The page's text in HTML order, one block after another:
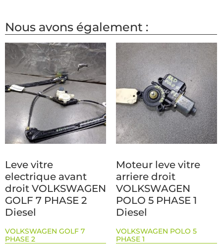
Nous avons également :
Leve vitre
electrique avant
droit VOLKSWAGEN
GOLF 7 PHASE 2
Diesel
VOLKSWAGEN GOLF 7
PHASE 2
Moteur leve vitre
arriere droit
VOLKSWAGEN
POLO 5 PHASE 1
Diesel
VOLKSWAGEN POLO 5
PHASE 1